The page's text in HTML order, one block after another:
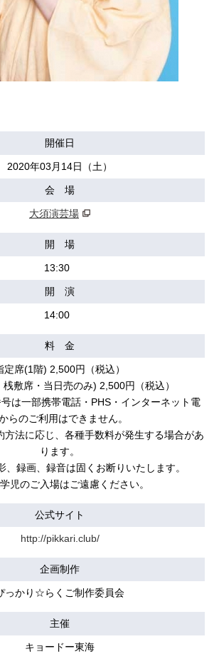
開催日
2020年03月14日（土）
会 場
大須演芸場
開 場
13:30
開 演
14:00
料 金
定席(1階) 2,500円（税込）
桟敷席・当日売のみ) 2,500円（税込）
号は一部携帯電話・PHS・インターネット電
らのご利用はできません。
方法に応じ、各種手数料が発生する場合があ
ります。
、録画、録音は固くお断りいたします。
学児のご入場はご遠慮ください。
公式サイト
http://pikkari.club/
企画制作
っかり☆らくご制作委員会
主催
キョードー東海